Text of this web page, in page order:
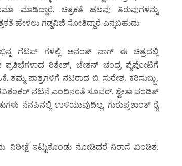
ಮಾಡಿದ್ದಾರೆ. ಚಿತ್ರಕತೆ ಹಲವು ತಿರುವುಗಳನ್ನು
ಹೇಳಲು ಗಡ್ಡವಿಜಿ ಸೋತಿದ್ದಾರೆ ಎನ್ನಬಹುದು.
ಗೆಟಪ್ ಗಳಲ್ಲಿ ಅನಂತ್ ನಾಗ್ ಈ ಚಿತ್ರದಲ್ಲಿ
ರಿತೇಶ್, ಚೇತನ್ ಚಂದ್ರ ಪೈಪೋಟಿಗೆ
ಪಾತ್ರಗಳಿಗೆ ನಟರಾದ ಬಿ. ಸುರೇಶ, ಕರಿಸುಬ್ಬು,
ನಟನೆ ಎಂದಿನಂತೆ ಸೂಪರ್. ಶ್ವೇತಾ ಪಂಡಿತ್
ನೆನಪಿನಲ್ಲಿ ಉಳಿಯುವುದಿಲ್ಲ. ಗುರುಪ್ರಶಾಂತ್ ರೈ
ನಿರೀಕ್ಷೆ ಇಟ್ಟುಕೊಂಡು ನೋಡಿದರೆ ನಿರಾಸೆ ಖಂಡಿತ.